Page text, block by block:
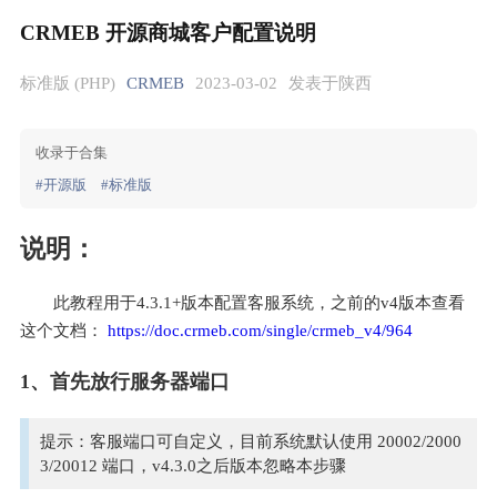
CRMEB 开源商城客户配置说明
标准版 (PHP) CRMEB 2023-03-02 发表于陕西
收录于合集
#开源版
#标准版
说明：
此教程用于4.3.1+版本配置客服系统，之前的v4版本查看
这个文档： https://doc.crmeb.com/single/crmeb_v4/964
1、首先放行服务器端口
提示：客服端口可自定义，目前系统默认使用 20002/2000
3/20012 端口，v4.3.0之后版本忽略本步骤